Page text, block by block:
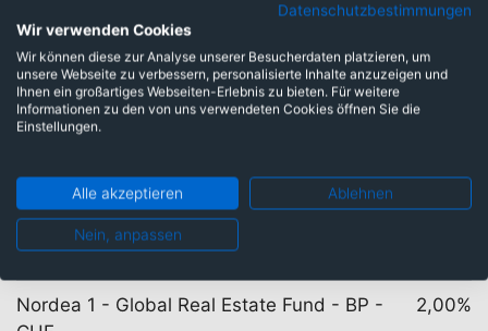
Nordea 1 - Global Real Estate Fund - E -
USD
ISIN LU0705260429 WKN A1JREH
2,75%
Nordea 1 - Global Real Estate Fund - HB -
2,05%
Nordea 1 - Global Real Estate Fund - HM -
2,02%
Nordea 1 - Global Real Estate Fund - BP -
2,00%
Datenschutzbestimmungen
Wir verwenden Cookies
Wir können diese zur Analyse unserer Besucherdaten platzieren, um
unsere Webseite zu verbessern, personalisierte Inhalte anzuzeigen und
Ihnen ein großartiges Webseiten-Erlebnis zu bieten. Für weitere
Informationen zu den von uns verwendeten Cookies öffnen Sie die
Einstellungen.
Alle akzeptieren Ablehnen
Nein, anpassen